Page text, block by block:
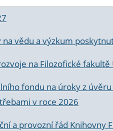
vědu a výzkum
na Filozofické
fondu na úroky z
v roce 2026
a provozní řád Knihovny